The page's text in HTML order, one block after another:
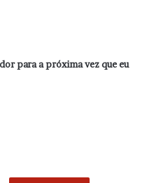
para a próxima vez que eu